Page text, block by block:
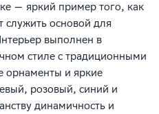
— яркий пример того, как
основой для
выполнен в
стиле с традиционными
орнаменты и яркие
розовый, синий и
динамичность и